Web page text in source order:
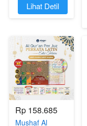
`Lihat Detil
Rp 158.685
Mushaf Al